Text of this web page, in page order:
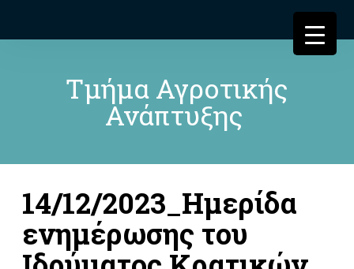
Τμήμα Αγροτικής
Ανάπτυξης
14/12/2023_Ημερίδα
ενημέρωσης του